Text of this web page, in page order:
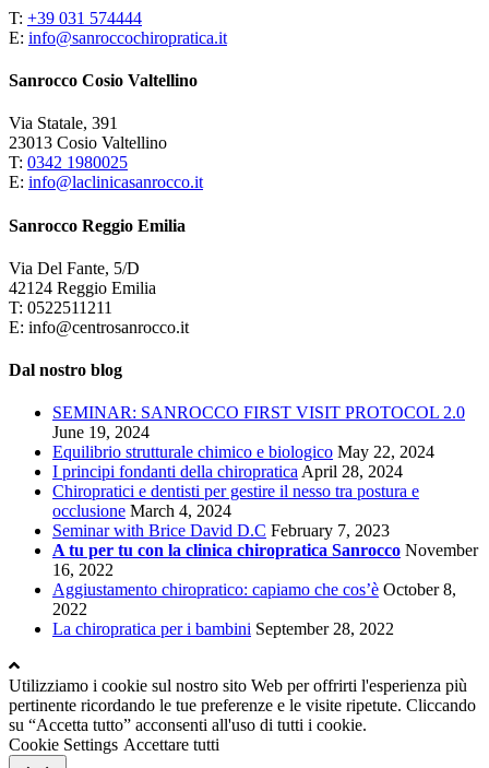
T: +39 031 574444
E: info@sanroccochiropratica.it
Sanrocco Cosio Valtellino
Via Statale, 391
23013 Cosio Valtellino
T: 0342 1980025
E: info@laclinicasanrocco.it
Sanrocco Reggio Emilia
Via Del Fante, 5/D
42124 Reggio Emilia
T: 0522511211
E: info@centrosanrocco.it
Dal nostro blog
SEMINAR: SANROCCO FIRST VISIT PROTOCOL 2.0
June 19, 2024
Equilibrio strutturale chimico e biologico May 22, 2024
I principi fondanti della chiropraticaApril 28, 2024
Chiropratici e dentisti per gestire il nesso tra postura e
occlusione March 4, 2024
Seminar with Brice David D.C February 7, 2023
A tu per tu con la clinica chiropratica Sanrocco November
16, 2022
Aggiustamento chiropratico: capiamo che cos’è October 8,
2022
La chiropratica per i bambini September 28, 2022
Utilizziamo i cookie sul nostro sito Web per offrirti l'esperienza più
pertinente ricordando le tue preferenze e le visite ripetute. Cliccando
su “Accetta tutto” acconsenti all'uso di tutti i cookie.
Cookie Settings Accettare tutti